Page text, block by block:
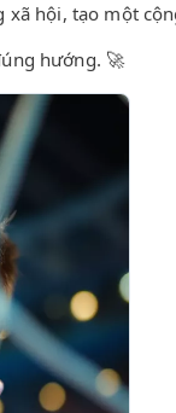
hội, tạo một
hướng. 🚀